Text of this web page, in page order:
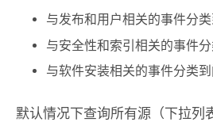
与发布和用户相关的事件分
与安全性和索引相关的事件分
与软件安装相关的事件分类到
默认情况下查询所有源（下拉列